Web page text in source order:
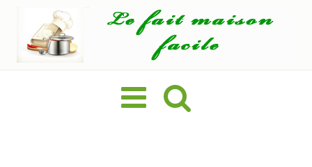
Basculer
la
navigation